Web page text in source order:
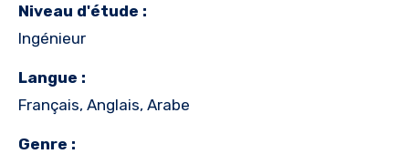
Niveau d'étude :
Ingénieur
Langue :
Français, Anglais, Arabe
Genre :